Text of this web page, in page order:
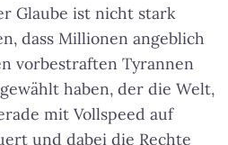
Glaube ist nicht stark
dass Millionen angeblich
vorbestraften Tyrannen
haben, der die Welt,
mit Vollspeed auf
und dabei die Rechte